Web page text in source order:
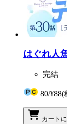
はぐれ人
完結
80/¥88(
カート